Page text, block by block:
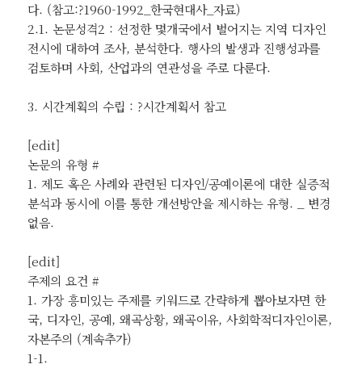
다. (참고:?1960-1992_한국현대사_자료)
2.1. 논문성격2 : 선정한 몇개국에서 벌어지는 지역 디자인
전시에 대하여 조사, 분석한다. 행사의 발생과 진행성과를
검토하며 사회, 산업과의 연관성을 주로 다룬다.
3. 시간계획의 수립 : ?시간계획서 참고
[edit]
논문의 유형 #
1. 제도 혹은 사례와 관련된 디자인/공예이론에 대한 실증적
분석과 동시에 이를 통한 개선방안을 제시하는 유형. _ 변경
없음.
[edit]
주제의 요건 #
1. 가장 흥미있는 주제를 키워드로 간략하게 뽑아보자면 한
국, 디자인, 공예, 왜곡상황, 왜곡이유, 사회학적디자인이론,
자본주의 (계속추가)
1-1.